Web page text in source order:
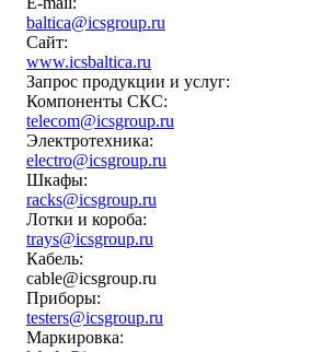
baltica@icsgroup.ru
Сайт:
www.icsbaltica.ru
Запрос продукции и услуг:
Компоненты СКС:
telecom@icsgroup.ru
Электротехника:
electro@icsgroup.ru
Шкафы:
racks@icsgroup.ru
Лотки и короба:
trays@icsgroup.ru
Кабель:
cable@icsgroup.ru
Приборы:
testers@icsgroup.ru
Маркировка: